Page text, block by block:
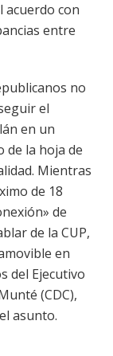
acuerdo con
entre
no
el
en un
de la hoja de
Mientras
de 18
de
de la CUP,
en
del Ejecutivo
(CDC),
asunto.